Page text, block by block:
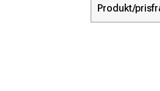
Produkt/